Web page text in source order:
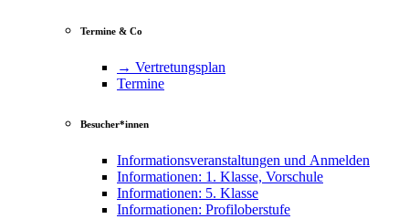
Termine & Co
→ Vertretungsplan
Termine
Besucher*innen
Informationsveranstaltungen und Anmelden
Informationen: 1. Klasse, Vorschule
Informationen: 5. Klasse
Informationen: Profiloberstufe